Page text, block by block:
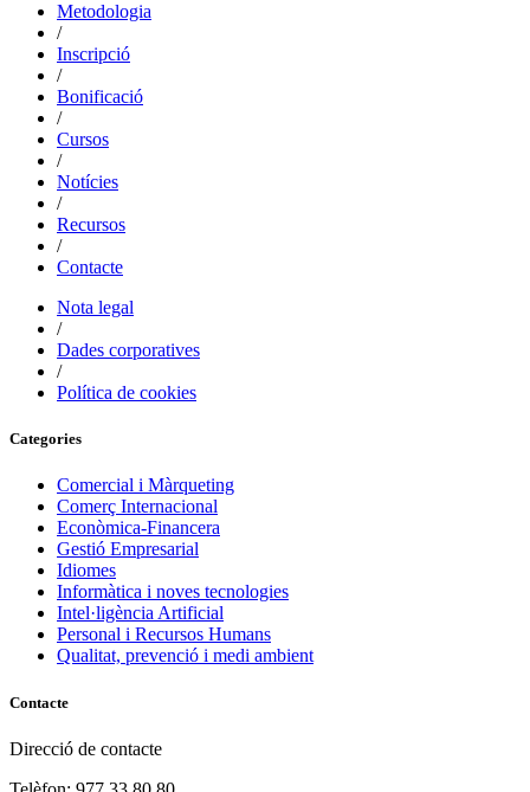
Metodologia
/
Inscripció
/
Bonificació
/
Cursos
/
Notícies
/
Recursos
/
Contacte
Nota legal
/
Dades corporatives
/
Política de cookies
Categories
Comercial i Màrqueting
Comerç Internacional
Econòmica-Financera
Gestió Empresarial
Idiomes
Informàtica i noves tecnologies
Intel·ligència Artificial
Personal i Recursos Humans
Qualitat, prevenció i medi ambient
Contacte
Direcció de contacte